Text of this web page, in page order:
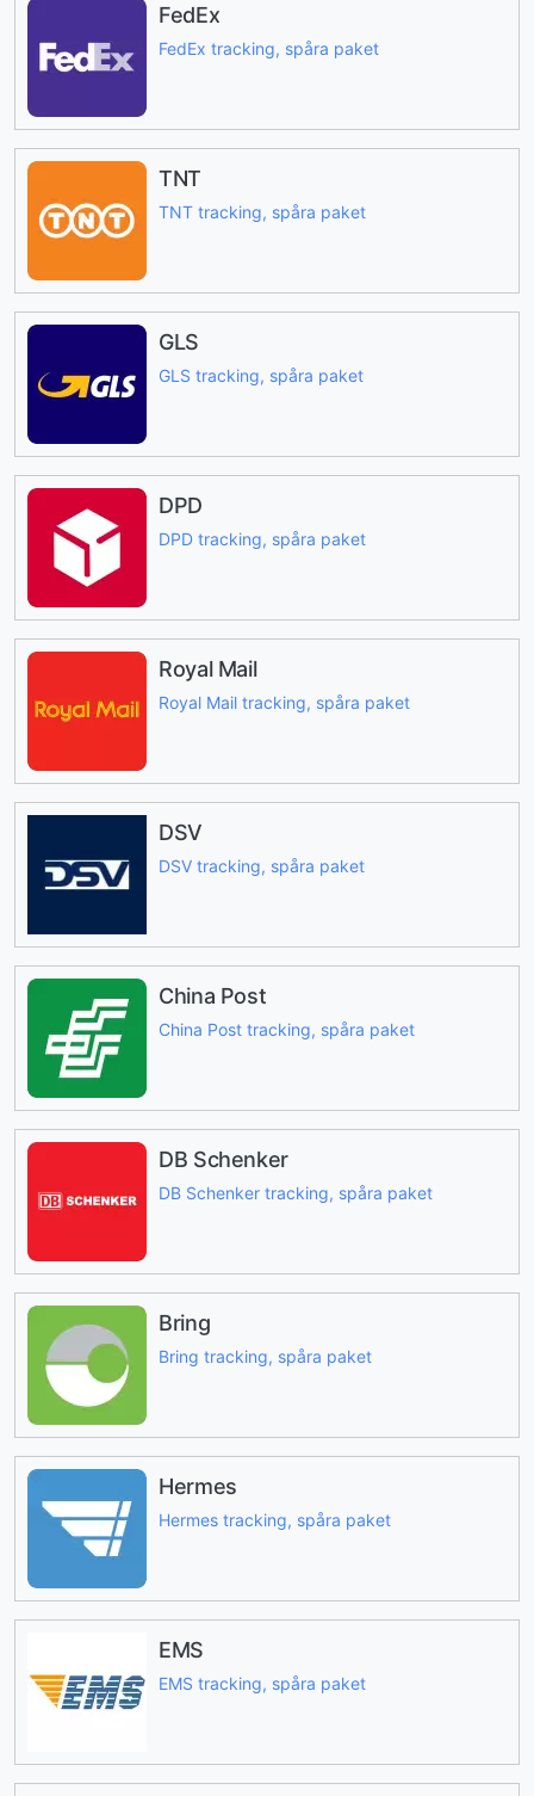
FedEx
FedEx tracking, spåra paket
TNT
TNT tracking, spåra paket
GLS
GLS tracking, spåra paket
DPD
DPD tracking, spåra paket
Royal Mail
Royal Mail tracking, spåra paket
DSV
DSV tracking, spåra paket
China Post
China Post tracking, spåra paket
DB Schenker
DB Schenker tracking, spåra paket
Bring
Bring tracking, spåra paket
Hermes
Hermes tracking, spåra paket
EMS
EMS tracking, spåra paket